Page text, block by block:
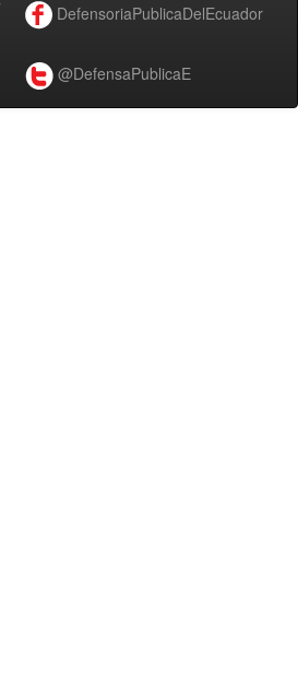
DefensoriaPublicaDelEcuador
@DefensaPublicaE